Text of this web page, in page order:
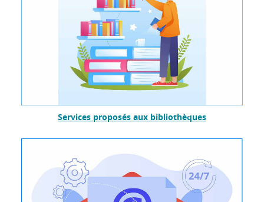
Services proposés aux bibliothèques